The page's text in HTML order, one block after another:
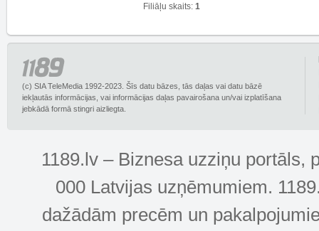
Filiāļu skaits: 1
(c) SIA TeleMedia 1992-2023. Šīs datu bāzes, tās daļas vai datu bāzē
iekļautās informācijas, vai informācijas daļas pavairošana un/vai izplatīšana
jebkādā formā stingri aizliegta.
1189.lv – Biznesa uzziņu portāls,
000 Latvijas uzņēmumiem.
dažādām precēm un